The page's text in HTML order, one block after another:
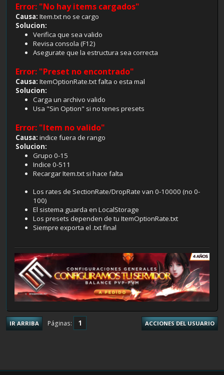
Error: "No hay items cargados"
Causa: Item.txt no se cargo
Solucion:
Verifica que sea valido
Revisa consola (F12)
Asegurate que la estructura sea correcta
Error: "Preset no encontrado"
Causa: ItemOptionRate.txt falta o esta mal
Solucion:
Carga un archivo valido
Usa "Sin Option" si no tenes presets
Error: "Item no valido"
Causa: indice fuera de rango
Solucion:
Grupo 0-15
Indice 0-511
Recargar Item.txt si hace falta
Los rates de SectionRate/DropRate van 0-10000 (no 0-
100)
El sistema guarda en LocalStorage
Los presets dependen de tu ItemOptionRate.txt
Siempre exporta el .txt final
IR ARRIBA Páginas 1 ACCIONES DEL USUARIO